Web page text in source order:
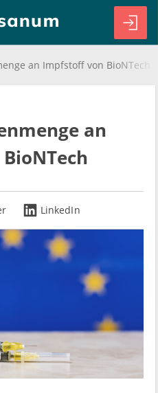
an Impfstoff von BioNTech
an
LinkedIn